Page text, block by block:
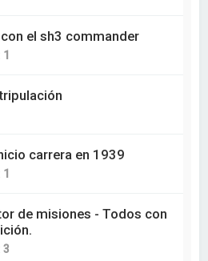
el sh3 commander
1
carrera en 1939
1
de misiones - Todos con
3